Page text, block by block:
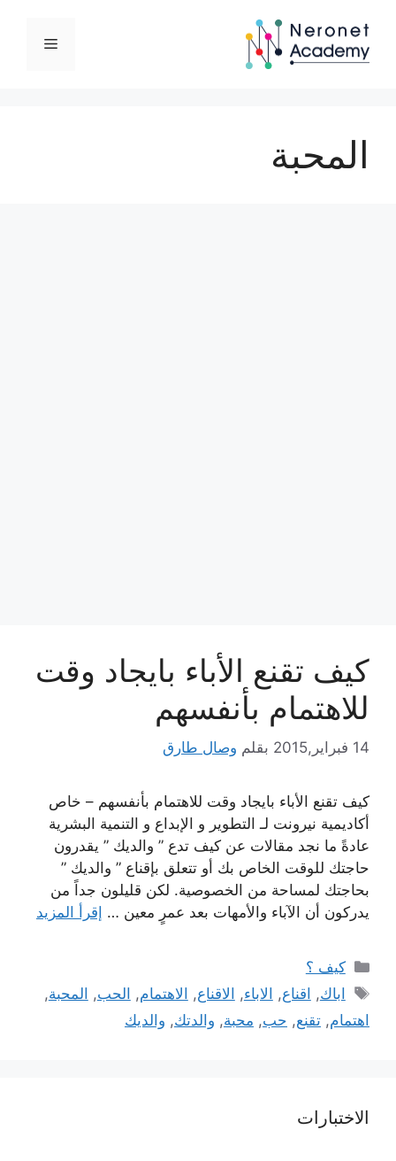
المحتوى
القائمة
المحبة
كيف تقنع الأباء بايجاد وقت
للاهتمام بأنفسهم
14 فبراير,2015 بقلم وصال طارق
كيف تقنع الأباء بايجاد وقت للاهتمام بأنفسهم – خاص
أكاديمية نيرونت لـ التطوير و الإبداع و التنمية البشرية
عادةً ما نجد مقالات عن كيف تدع ” والديك ” يقدرون
حاجتك للوقت الخاص بك أو تتعلق بإقناع ” والديك ”
بحاجتك لمساحة من الخصوصية. لكن قليلون جداً من
يدركون أن الآباء والأمهات بعد عمرٍ معين … إقرأ المزيد
التصنيفات
كيف ؟
الوسوم
اباك, اقناع, الاباء, الاقناع, الاهتمام, الحب, المحبة,
اهتمام, تقنع, حب, محبة, والدتك, والديك
الاختبارات